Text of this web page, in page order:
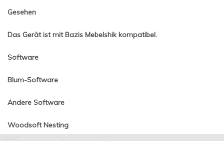
Gesehen
Das Gerät ist mit Bazis Mebelshik kompatibel.
Software
Blum-Software
Andere Software
Woodsoft Nesting